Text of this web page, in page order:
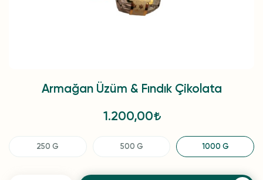
Armağan Üzüm & Fındık Çikolata
1.200,00
250 G 500 G 1000 G